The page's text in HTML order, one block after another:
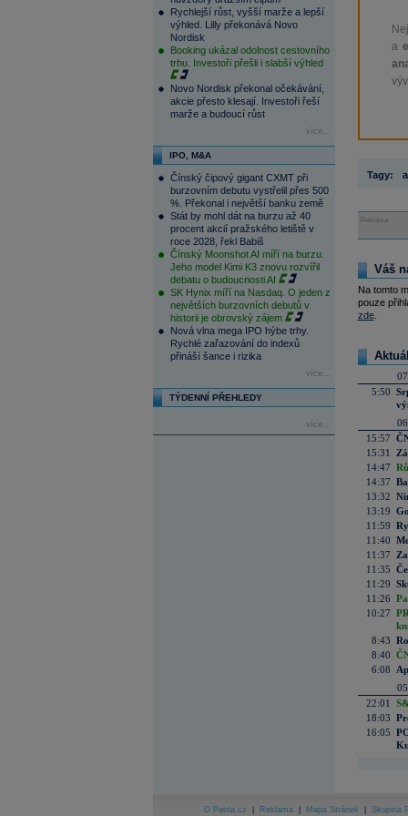
Rychlejší růst, vyšší marže a lepší
výhled. Lilly překonává Novo
Nordisk
Booking ukázal odolnost cestovního
trhu. Investoři přešli i slabší výhled
Novo Nordisk překonal očekávání,
akcie přesto klesají. Investoři řeší
marže a budoucí růst
více...
IPO, M&A
Čínský čipový gigant CXMT při
burzovním debutu vystřelil přes 500
%. Překonal i největší banku země
Stát by mohl dát na burzu až 40
procent akcií pražského letiště v
roce 2028, řekl Babiš
Čínský Moonshot AI míří na burzu.
Jeho model Kimi K3 znovu rozvířil
debatu o budoucnosti AI
SK Hynix míří na Nasdaq. O jeden z
největších burzovních debutů v
historii je obrovský zájem
Nová vlna mega IPO hýbe trhy.
Rychlé zařazování do indexů
přináší šance i rizika
více...
TÝDENNÍ PŘEHLEDY
více...
a
Tagy:
Reklama
Váš
Na tomto
pouze
zde.
5:50
15:57
15:31
14:47
14:37
13:32
13:19
11:59
11:40
11:37
11:35
11:29
11:26
10:27
8:43
8:40
6:08
22:01
18:03
16:05
O Patria.cz Reklama Mapa Stránek Skupina